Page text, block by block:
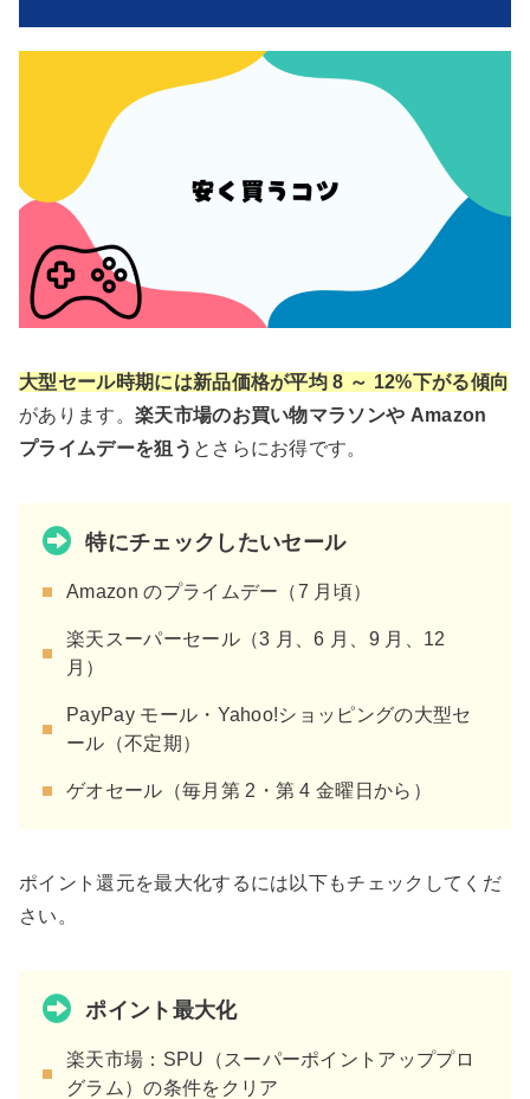
大型セール時期には新品価格が平均 8 ～ 12%下がる傾向
があります。 楽天市場のお買い物マラソンや Amazon
プライムデーを狙う とさらにお得です。
特にチェックしたいセール
Amazon のプライムデー（7 月頃）
楽天スーパーセール（3 月、6 月、9 月、12
月）
PayPay モール・Yahoo!ショッピングの大型セ
ール（不定期）
ゲオセール（毎月第 2・第 4 金曜日から）
ポイント還元を最大化するには以下もチェックしてくだ
さい。
ポイント最大化
楽天市場：SPU（スーパーポイントアッププロ
グラム）の条件をクリア